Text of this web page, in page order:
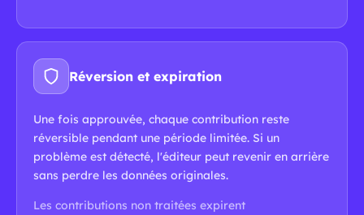
Réversion et expiration
Une fois approuvée, chaque contribution reste
réversible pendant une période limitée. Si un
problème est détecté, l'éditeur peut revenir en arrière
sans perdre les données originales.
Les contributions non traitées expirent